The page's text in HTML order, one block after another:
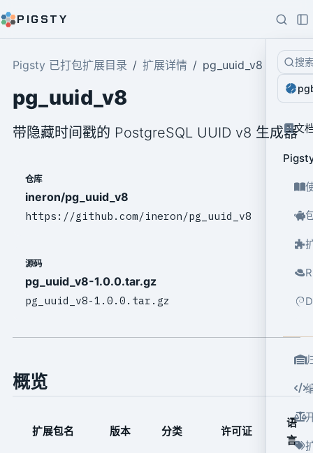
PIGSTY
搜
文
Pigsty 已打包扩展目录 扩展详情 pg_uuid_v8
pg_uuid_v8
带隐藏时间戳的 PostgreSQL UUID v8 生成器
仓库
ineron/pg_uuid_v8
https://github.com/ineron/pg_uuid_v8
源码
pg_uuid_v8-1.0.0.tar.gz
pg_uuid_v8-1.0.0.tar.gz
概览
扩展包名 版本 分类 许可证
语
言